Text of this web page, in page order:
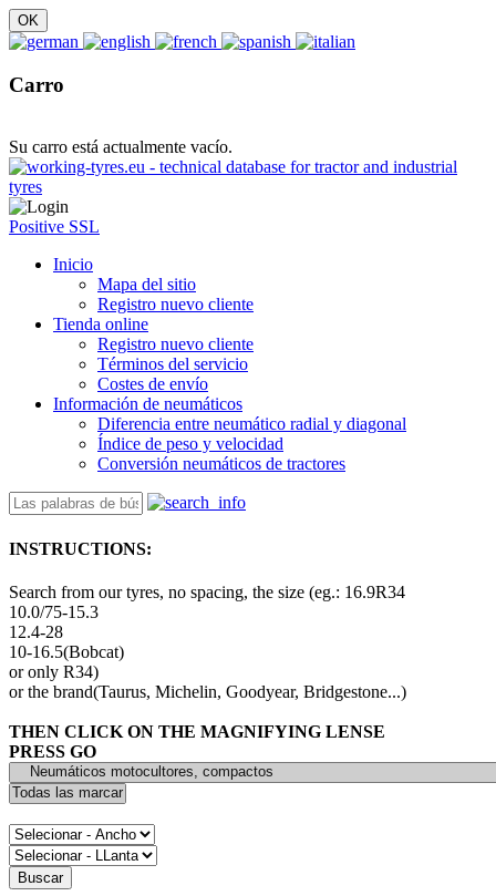
Carro
Su carro está actualmente vacío.
Positive SSL
Inicio
Mapa del sitio
Registro nuevo cliente
Tienda online
Registro nuevo cliente
Términos del servicio
Costes de envío
Información de neumáticos
Diferencia entre neumático radial y diagonal
Índice de peso y velocidad
Conversión neumáticos de tractores
INSTRUCTIONS:
Search from our tyres, no spacing, the size (eg.: 16.9R34
10.0/75-15.3
12.4-28
10-16.5(Bobcat)
or only R34)
or the brand(Taurus, Michelin, Goodyear, Bridgestone...)
THEN CLICK ON THE MAGNIFYING LENSE
PRESS GO